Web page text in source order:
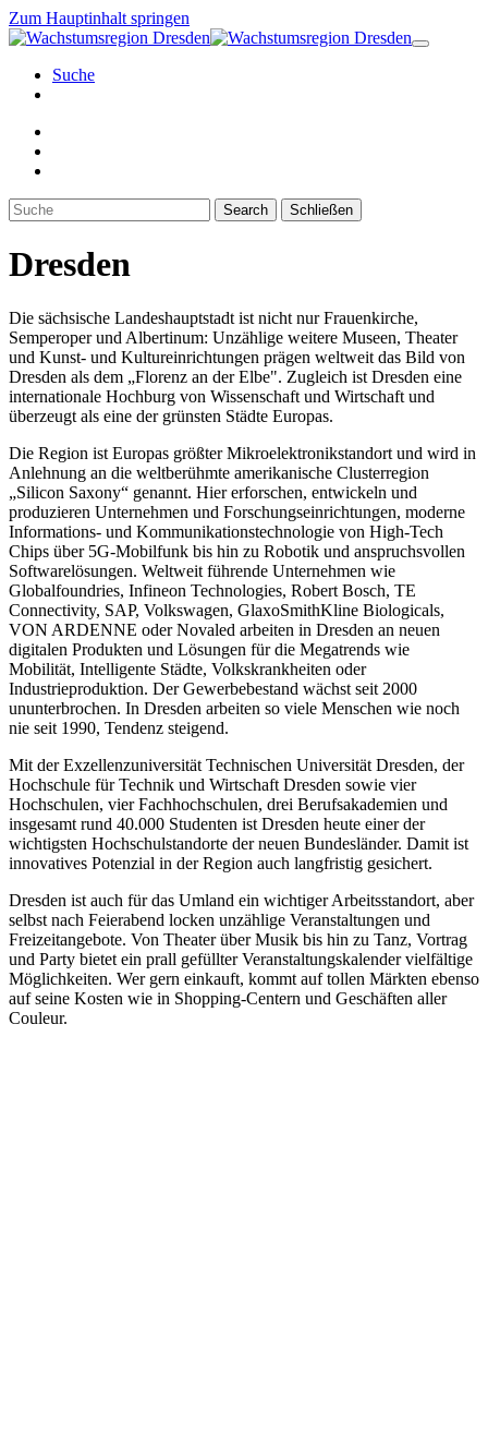
Zum Hauptinhalt springen
Suche
Search Schließen
Dresden
Die sächsische Landeshauptstadt ist nicht nur Frauenkirche,
Semperoper und Albertinum: Unzählige weitere Museen, Theater
und Kunst- und Kultureinrichtungen prägen weltweit das Bild von
Dresden als dem „Florenz an der Elbe". Zugleich ist Dresden eine
internationale Hochburg von Wissenschaft und Wirtschaft und
überzeugt als eine der grünsten Städte Europas.
Die Region ist Europas größter Mikroelektronikstandort und wird in
Anlehnung an die weltberühmte amerikanische Clusterregion
„Silicon Saxony“ genannt. Hier erforschen, entwickeln und
produzieren Unternehmen und Forschungseinrichtungen, moderne
Informations- und Kommunikationstechnologie von High-Tech
Chips über 5G-Mobilfunk bis hin zu Robotik und anspruchsvollen
Softwarelösungen. Weltweit führende Unternehmen wie
Globalfoundries, Infineon Technologies, Robert Bosch, TE
Connectivity, SAP, Volkswagen, GlaxoSmithKline Biologicals,
VON ARDENNE oder Novaled arbeiten in Dresden an neuen
digitalen Produkten und Lösungen für die Megatrends wie
Mobilität, Intelligente Städte, Volkskrankheiten oder
Industrieproduktion. Der Gewerbebestand wächst seit 2000
ununterbrochen. In Dresden arbeiten so viele Menschen wie noch
nie seit 1990, Tendenz steigend.
Mit der Exzellenzuniversität Technischen Universität Dresden, der
Hochschule für Technik und Wirtschaft Dresden sowie vier
Hochschulen, vier Fachhochschulen, drei Berufsakademien und
insgesamt rund 40.000 Studenten ist Dresden heute einer der
wichtigsten Hochschulstandorte der neuen Bundesländer. Damit ist
innovatives Potenzial in der Region auch langfristig gesichert.
Dresden ist auch für das Umland ein wichtiger Arbeitsstandort, aber
selbst nach Feierabend locken unzählige Veranstaltungen und
Freizeitangebote. Von Theater über Musik bis hin zu Tanz, Vortrag
und Party bietet ein prall gefüllter Veranstaltungskalender vielfältige
Möglichkeiten. Wer gern einkauft, kommt auf tollen Märkten ebenso
auf seine Kosten wie in Shopping-Centern und Geschäften aller
Couleur.